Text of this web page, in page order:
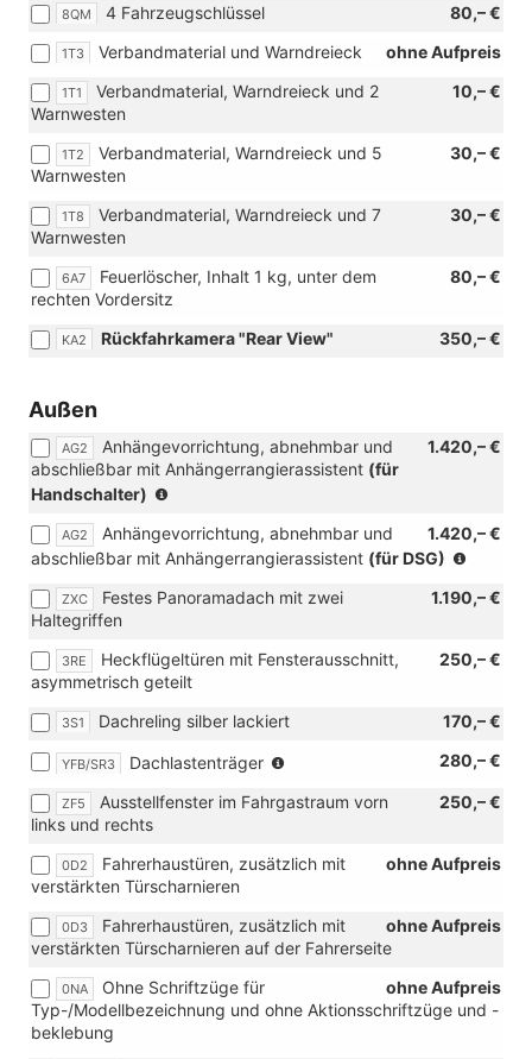
8QM 80,– €
4 Fahrzeugschlüssel
1T3 ohne Aufpreis
Verbandmaterial und Warndreieck
1T1 10,– €
Verbandmaterial, Warndreieck und 2
Warnwesten
1T2 30,– €
Verbandmaterial, Warndreieck und 5
Warnwesten
1T8 30,– €
Verbandmaterial, Warndreieck und 7
Warnwesten
6A7 80,– €
Feuerlöscher, Inhalt 1 kg, unter dem
rechten Vordersitz
KA2 350,– €
Rückfahrkamera "Rear View"
Außen
AG2 1.420,– €
Anhängevorrichtung, abnehmbar und
abschließbar mit Anhängerrangierassistent (für
Handschalter)
Verbindung
mit
Rückfahrkamera
View"
und
[ZWD]
Parklenkassistent
Car2X)
AG2 1.420,– €
Anhängevorrichtung, abnehmbar und
abschließbar mit Anhängerrangierassistent (für DSG)
View"
und
[ZWB]
ZXC 1.190,– €
Festes Panoramadach mit zwei
Haltegriffen
3RE 250,– €
Heckflügeltüren mit Fensterausschnitt,
asymmetrisch geteilt
3S1 170,– €
Dachreling silber lackiert
YFB/SR3 280,– €
Dachlastenträger
Verbindung
Dachreling-
ZF5 250,– €
Ausstellfenster im Fahrgastraum vorn
links und rechts
0D2 ohne Aufpreis
Fahrerhaustüren, zusätzlich mit
verstärkten Türscharnieren
0D3 ohne Aufpreis
Fahrerhaustüren, zusätzlich mit
verstärkten Türscharnieren auf der Fahrerseite
0NA ohne Aufpreis
Ohne Schriftzüge für
Typ-/Modellbezeichnung und ohne Aktionsschriftzüge und -
beklebung